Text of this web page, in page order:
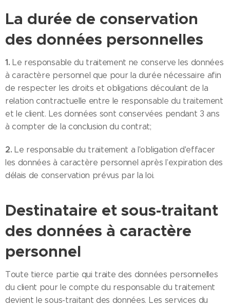
La durée de conservation
des données personnelles
1. Le responsable du traitement ne conserve les données
à caractère personnel que pour la durée nécessaire afin
de respecter les droits et obligations découlant de la
relation contractuelle entre le responsable du traitement
et le client. Les données sont conservées pendant 3 ans
à compter de la conclusion du contrat;
2. Le responsable du traitement a l'obligation d'effacer
les données à caractère personnel après l’expiration des
délais de conservation prévus par la loi.
Destinataire et sous-traitant
des données à caractère
personnel
Toute tierce partie qui traite des données personnelles
du client pour le compte du responsable du traitement
devient le sous-traitant des données. Les services du